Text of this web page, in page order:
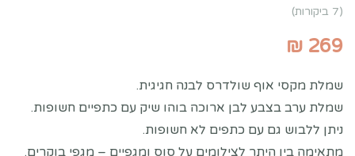
7
customer ratings(
7 ביקורות)
₪ 269
שמלת מקסי אוף שולדרס לבנה חגיגית.
שמלת ערב בצבע לבן ארוכה בוהו שיק עם כתפיים חשופות.
ניתן ללבוש גם עם כתפים לא חשופות.
מתאימה בין היתר לצילומים על סוס ומגפיים – מגפי בוקרים.